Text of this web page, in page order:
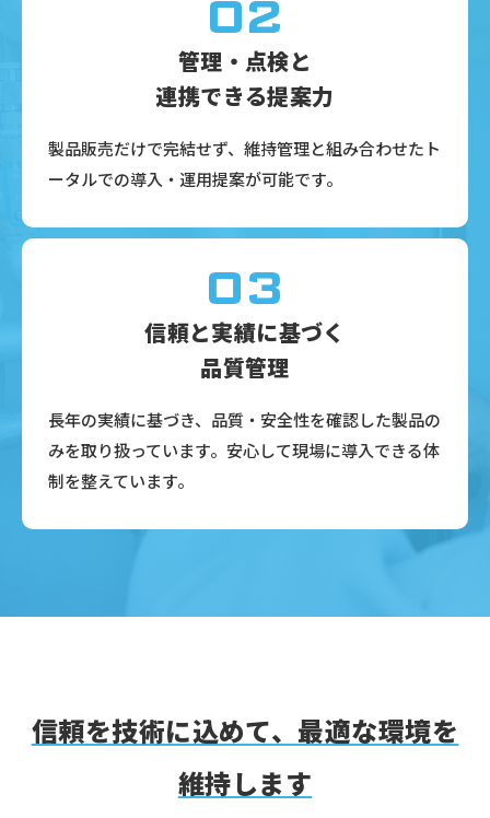
02
管理・点検と
連携できる提案力
製品販売だけで完結せず、維持管理と組み合わせたト
ータルでの導入・運用提案が可能です。
03
信頼と実績に基づく
品質管理
長年の実績に基づき、品質・安全性を確認した製品の
みを取り扱っています。安心して現場に導入できる体
制を整えています。
信頼を技術に込めて、最適な環境を
維持します